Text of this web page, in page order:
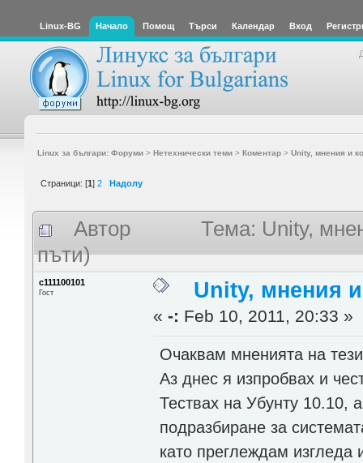
Linux-BG Начало Помощ Търси Календар Вход
Linux за българи: Форуми> Нетехнически теми> Коментар> Unity, мнения и
Страници: [1] 2 Надолу
Автор
Тема: Unity,
пъти)
c111100101
Гост Unity, мнения
«-: Feb 10, 2011, 20:33 »
Очаквам мненията на
Аз днес я изпробвах и
Тествах на Убунту 10.10,
подразбиране за
като преглеждам изгледа